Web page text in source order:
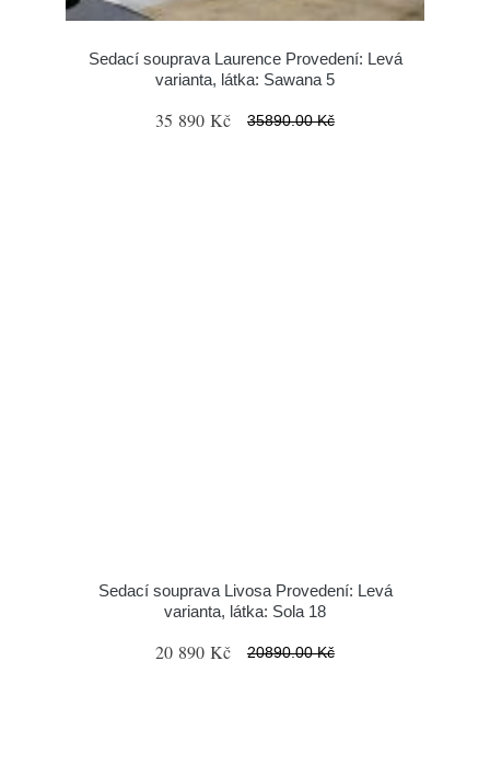
Sedací souprava Laurence Provedení: Levá
varianta, látka: Sawana 5
35 890 Kč 35890.00 Kč
Sedací souprava Livosa Provedení: Levá
varianta, látka: Sola 18
20 890 Kč 20890.00 Kč